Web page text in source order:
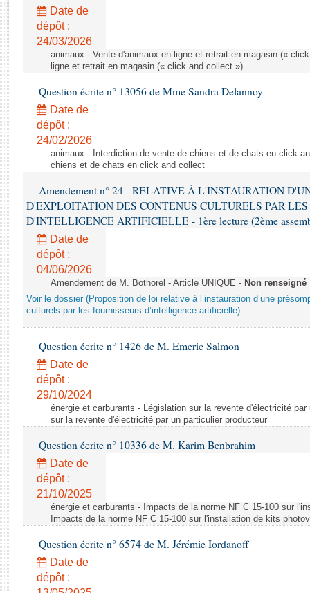
Rapports législatifs
Rapports sur l'application des lois
Baromètre de l’application des lois
Dossiers législatifs
Budget et sécurité sociale
Questions écrites et orales
Comptes rendus des débats
Date de
dépôt :
24/03/2026
animaux - Vente d'animaux en ligne et retrait en magasin («
ligne et retrait en magasin (« click and collect »)
Question écrite n° 13056 de Mme Sandra Delannoy
Date de
dépôt :
24/02/2026
animaux - Interdiction de vente de chiens et de chats en click
chiens et de chats en click and collect
Amendement n° 24 - RELATIVE À L'INSTAURATION
D'EXPLOITATION DES CONTENUS CULTURELS PAR LES
D'INTELLIGENCE ARTIFICIELLE - 1ère lecture (2ème
Date de
dépôt :
04/06/2026
Amendement de M. Bothorel - Article UNIQUE - Non renseigné
Voir le dossier (Proposition de loi relative à l’instauration d’une
culturels par les fournisseurs d’intelligence artificielle)
Question écrite n° 1426 de M. Emeric Salmon
Date de
dépôt :
29/10/2024
énergie et carburants - Législation sur la revente d'électricité
sur la revente d'électricité par un particulier producteur
Question écrite n° 10336 de M. Karim Benbrahim
Date de
dépôt :
21/10/2025
énergie et carburants - Impacts de la norme NF C 15-100 sur
Impacts de la norme NF C 15-100 sur l'installation de kits
Question écrite n° 6574 de M. Jérémie Iordanoff
Date de
dépôt :